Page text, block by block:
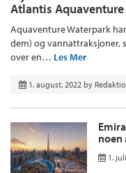
Atlantis
Aquaventure Waterpark
dem) og vannattraksjoner,
over en… Les Mer
1. august, 2022 by
noen
1.